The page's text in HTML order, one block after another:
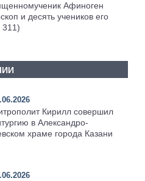
Афиноген
и десять учеников его
311)
Кирилл совершил
в Александро-
храме города Казани